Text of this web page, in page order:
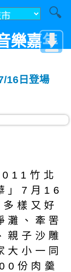
樂嘉年
16日登場
竹北
」7月16
樣又好
灘、牽罟
親子沙雕
大小一同
份肉羹